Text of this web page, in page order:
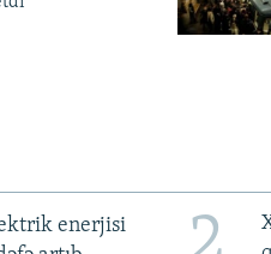
enerjisi